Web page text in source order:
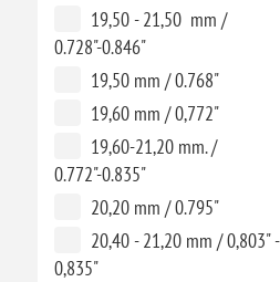
19,50 - 21,50 mm /
0.728"-0.846"
19,50 mm / 0.768"
19,60 mm / 0,772"
19,60-21,20 mm. /
0.772"-0.835"
20,20 mm / 0.795"
20,40 - 21,20 mm / 0,803" -
0,835"